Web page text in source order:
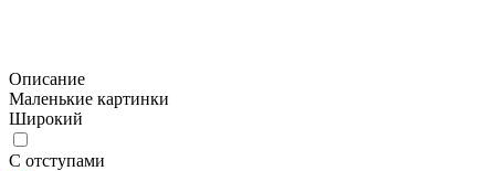
Описание
Маленькие картинки
Широкий
С отступами